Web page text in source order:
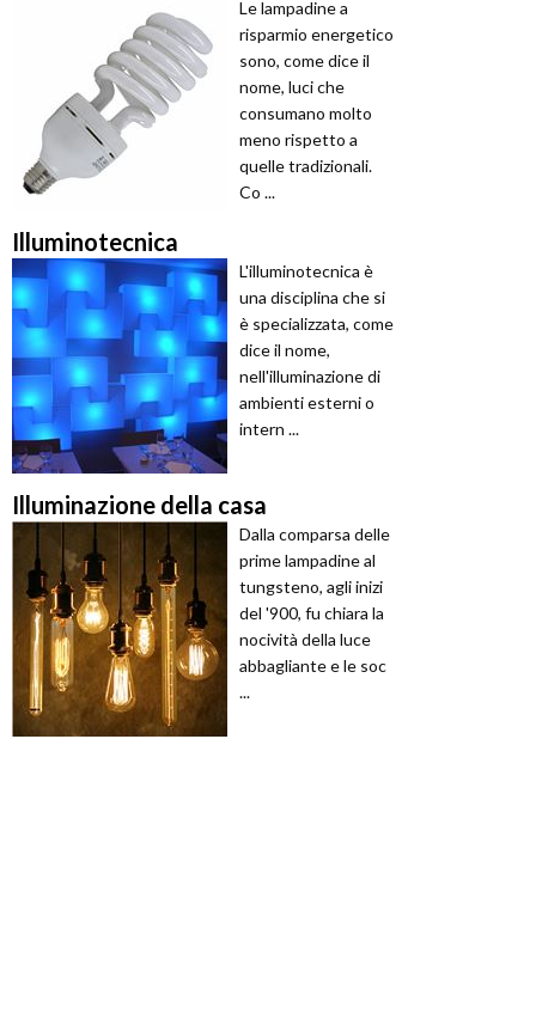
Le lampadine a
risparmio energetico
sono, come dice il
nome, luci che
consumano molto
meno rispetto a
quelle tradizionali.
Co ...
Illuminotecnica
L'illuminotecnica è
una disciplina che si
è specializzata, come
dice il nome,
nell'illuminazione di
ambienti esterni o
intern ...
Illuminazione della casa
Dalla comparsa delle
prime lampadine al
tungsteno, agli inizi
del '900, fu chiara la
nocività della luce
abbagliante e le soc
...